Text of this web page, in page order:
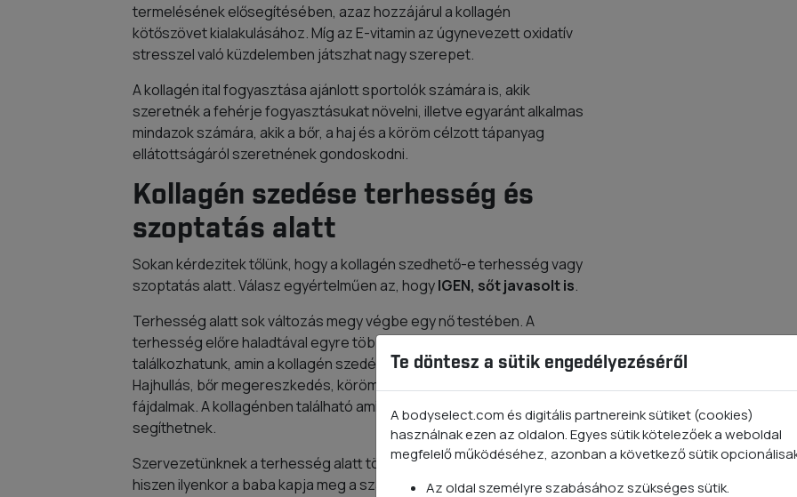
termelésének elősegítésében, azaz hozzájárul a kollagén
kötőszövet kialakulásához. Míg az E-vitamin az úgynevezett oxidatív
stresszel való küzdelemben játszhat nagy szerepet.
A kollagén ital fogyasztása ajánlott sportolók számára is, akik
szeretnék a fehérje fogyasztásukat növelni, illetve egyaránt alkalmas
mindazok számára, akik a bőr, a haj és a köröm célzott tápanyag
ellátottságáról szeretnének gondoskodni.
Kollagén szedése terhesség és
szoptatás alatt
Sokan kérdezitek tőlünk, hogy a kollagén szedhető-e terhesség vagy
szoptatás alatt. Válasz egyértelműen az, hogyIGEN, sőt javasolt is.
Terhesség alatt sok változás megy végbe egy nő testében. A
terhesség előre haladtával egyre több olyan problémával
találkozhatunk, amin a kollagén szedése segítséget nyújthat.
Hajhullás, bőr megereszkedés, köröm problémák, valamint ízületi
fájdalmak. A kollagénben található aminosavak ezekben mind
segíthetnek.
Szervezetünknek a terhesség alatt több kollagénre van szüksége,
hiszen ilyenkor a baba kapja meg a számára szükséges
Te döntesz a sütik engedélyezéséről
A bodyselect.com és digitális partnereink sütiket (cookies)
használnak ezen az oldalon. Egyes sütik kötelezőek a weboldal
megfelelő működéséhez, azonban a következő sütik
Az oldal személyre szabásához szükséges sütik.